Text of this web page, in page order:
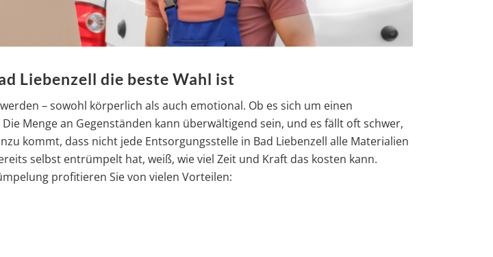
Liebenzell die beste Wahl ist
– sowohl körperlich als auch emotional. Ob es sich um einen
Menge an Gegenständen kann überwältigend sein, und es fällt oft schwer,
kommt, dass nicht jede Entsorgungsstelle in Bad Liebenzell alle Materialien
selbst entrümpelt hat, weiß, wie viel Zeit und Kraft das kosten kann.
profitieren Sie von vielen Vorteilen: